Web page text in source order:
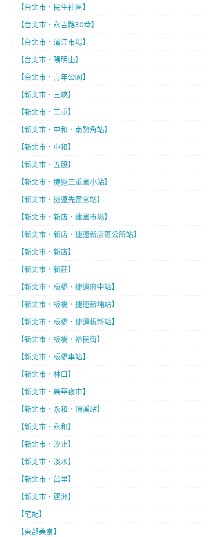
【台北市．民生社區】
【台北市．永吉路30巷】
【台北市．濱江市場】
【台北市．陽明山】
【台北市．青年公園】
【新北市．三峽】
【新北市．三重】
【新北市．中和．南勢角站】
【新北市．中和】
【新北市．五股】
【新北市．捷運三重國小站】
【新北市．捷運先嗇宮站】
【新北市．新店．建國市場】
【新北市．新店．捷運新店區公所站】
【新北市．新店】
【新北市．新莊】
【新北市．板橋．捷運府中站】
【新北市．板橋．捷運新埔站】
【新北市．板橋．捷運板新站】
【新北市．板橋．裕民街】
【新北市．板橋車站】
【新北市．林口】
【新北市．樂華夜市】
【新北市．永和．頂溪站】
【新北市．永和】
【新北市．汐止】
【新北市．淡水】
【新北市．萬里】
【新北市．蘆洲】
【宅配】
【東部美食】